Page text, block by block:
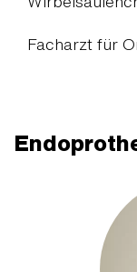
Facharzt für